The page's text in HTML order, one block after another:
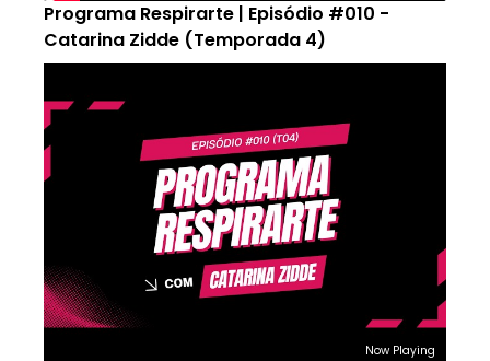
Programa Respirarte | Episódio #010 -
Catarina Zidde (Temporada 4)
Now Playing